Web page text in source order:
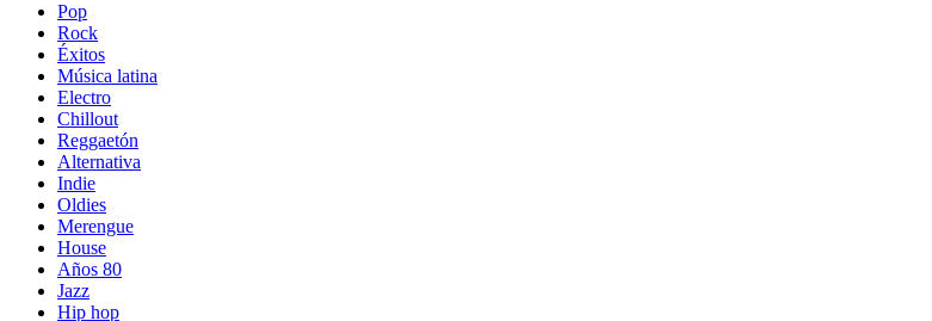
Pop
Rock
Éxitos
Música latina
Electro
Chillout
Reggaetón
Alternativa
Indie
Oldies
Merengue
House
Años 80
Jazz
Hip hop